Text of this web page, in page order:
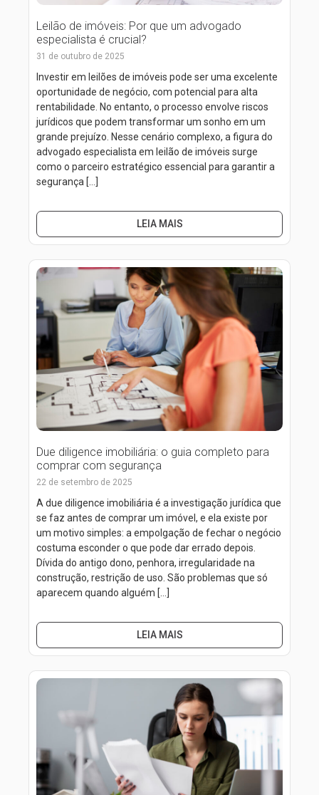
Leilão de imóveis: Por que um advogado
especialista é crucial?
31 de outubro de 2025
Investir em leilões de imóveis pode ser uma excelente
oportunidade de negócio, com potencial para alta
rentabilidade. No entanto, o processo envolve riscos
jurídicos que podem transformar um sonho em um
grande prejuízo. Nesse cenário complexo, a figura do
advogado especialista em leilão de imóveis surge
como o parceiro estratégico essencial para garantir a
segurança […]
LEIA MAIS
Due diligence imobiliária: o guia completo para
comprar com segurança
22 de setembro de 2025
A due diligence imobiliária é a investigação jurídica que
se faz antes de comprar um imóvel, e ela existe por
um motivo simples: a empolgação de fechar o negócio
costuma esconder o que pode dar errado depois.
Dívida do antigo dono, penhora, irregularidade na
construção, restrição de uso. São problemas que só
aparecem quando alguém […]
LEIA MAIS